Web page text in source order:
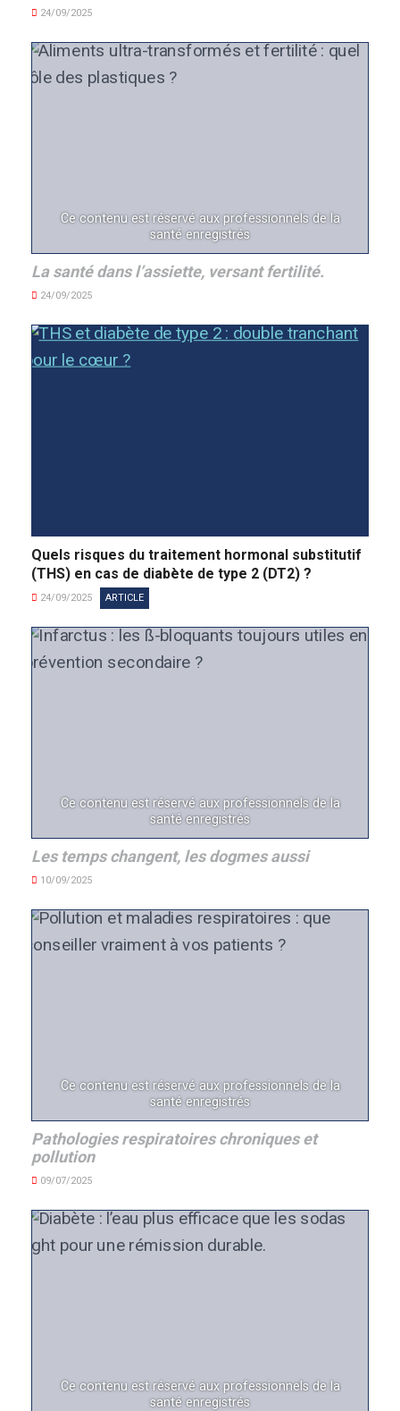
24/09/2025
Ce contenu est réservé aux professionnels de la
santé enregistrés
La santé dans l’assiette, versant fertilité.
24/09/2025
Quels risques du traitement hormonal substitutif
(THS) en cas de diabète de type 2 (DT2) ?
24/09/2025 ARTICLE
Ce contenu est réservé aux professionnels de la
santé enregistrés
Les temps changent, les dogmes aussi
10/09/2025
Ce contenu est réservé aux professionnels de la
santé enregistrés
Pathologies respiratoires chroniques et
pollution
09/07/2025
Ce contenu est réservé aux professionnels de la
santé enregistrés